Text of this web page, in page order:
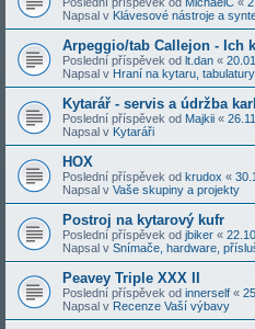
Napsal v Klávesové nástroje a
Arpeggio/tab Callejon - Ich
Poslední příspěvek od lt.dan «
Napsal v Hraní na kytaru, tabulatury
Kytarář - servis a údržba
Poslední příspěvek od Majkii «
Napsal v Kytaráři
HOX
Poslední příspěvek od krudox «
Napsal v Vaše skupiny a projekty
Postroj na kytarový kufr
Poslední příspěvek od jbiker «
Napsal v Snímače, hardware,
Peavey Triple XXX II
Poslední příspěvek od innerself «
Napsal v Recenze Vaší výbavy